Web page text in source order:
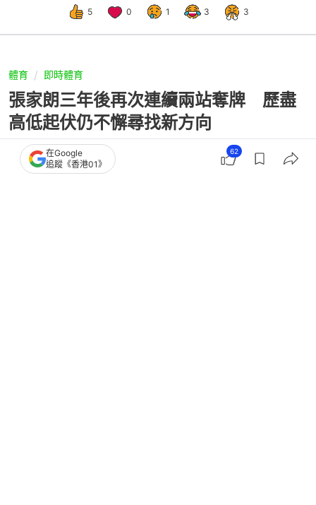
5 0 1 3 3
體育 即時體育
張家朗三年後再次連續兩站奪牌 歷盡
高低起伏仍不懈尋找新方向
在Google
追蹤《香港01》
62